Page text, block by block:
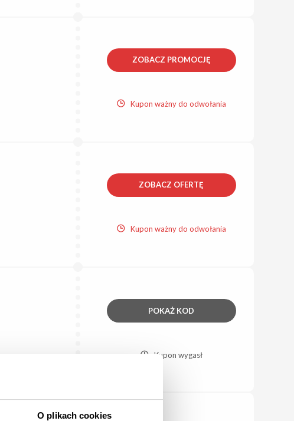
O plikach cookies
ZOBACZ PROMOCJĘ
Kupon ważny do odwołania
ZOBACZ OFERTĘ
Kupon ważny do odwołania
POKAŻ KOD
Kupon wygasł